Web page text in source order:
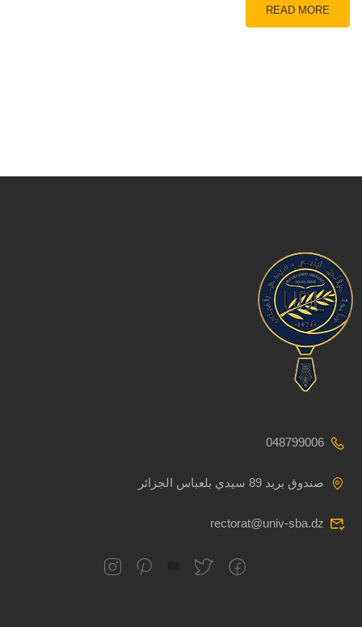
READ MORE
048799006
صندوق بريد 89 سيدي بلعباس الجزائر
rectorat@univ-sba.dz